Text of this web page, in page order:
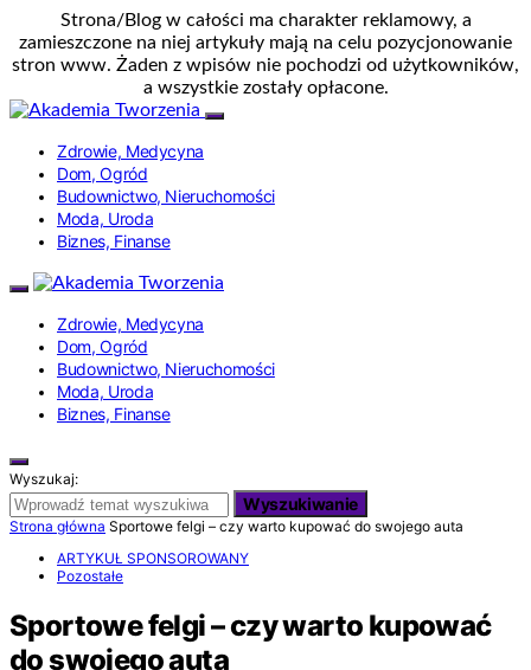
Strona/Blog w całości ma charakter reklamowy, a
zamieszczone na niej artykuły mają na celu pozycjonowanie
stron www. Żaden z wpisów nie pochodzi od użytkowników,
a wszystkie zostały opłacone.
Zdrowie, Medycyna
Dom, Ogród
Budownictwo, Nieruchomości
Moda, Uroda
Biznes, Finanse
Zdrowie, Medycyna
Dom, Ogród
Budownictwo, Nieruchomości
Moda, Uroda
Biznes, Finanse
Wyszukaj:
Wyszukiwanie
Strona główna Sportowe felgi – czy warto kupować do swojego auta
ARTYKUŁ SPONSOROWANY
Pozostałe
Sportowe felgi – czy warto kupować
do swojego auta